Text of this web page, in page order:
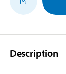
Description